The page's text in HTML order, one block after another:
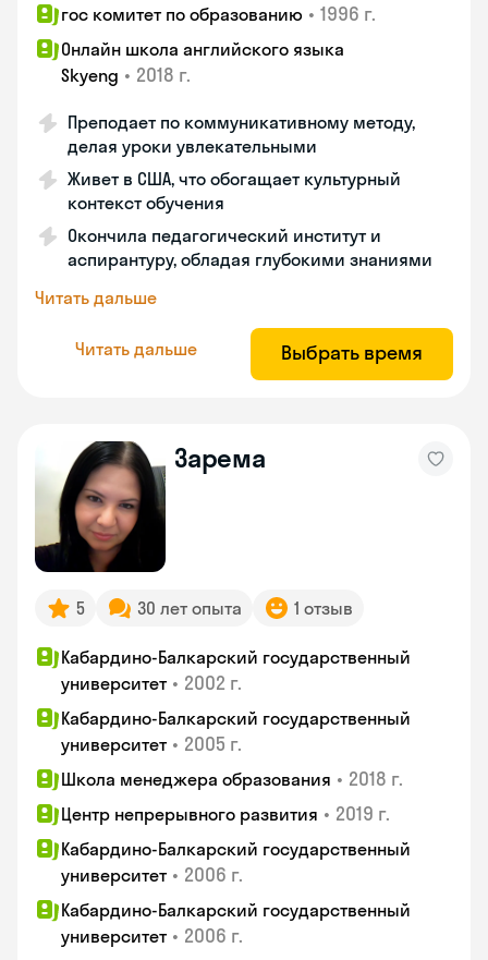
гос комитет по образованию • 1996 г.
Онлайн школа английского языка
Skyeng • 2018 г.
Преподает по коммуникативному методу,
делая уроки увлекательными
Живет в США, что обогащает культурный
контекст обучения
Окончила педагогический институт и
аспирантуру, обладая глубокими знаниями
Читать дальше
Читать дальше Выбрать время
Зарема
5 30 лет опыта 1 отзыв
Кабардино-Балкарский государственный
университет • 2002 г.
Кабардино-Балкарский государственный
университет • 2005 г.
Школа менеджера образования • 2018 г.
Центр непрерывного развития • 2019 г.
Кабардино-Балкарский государственный
университет • 2006 г.
Кабардино-Балкарский государственный
университет • 2006 г.